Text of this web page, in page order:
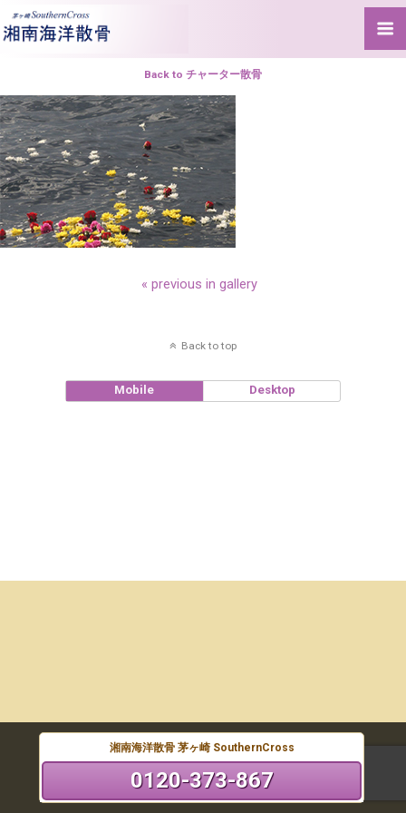
Back to チャーター散骨
« previous in gallery
Back to top
Mobile Desktop
湘南海洋散骨 茅ヶ崎 SouthernCross
0120-373-867